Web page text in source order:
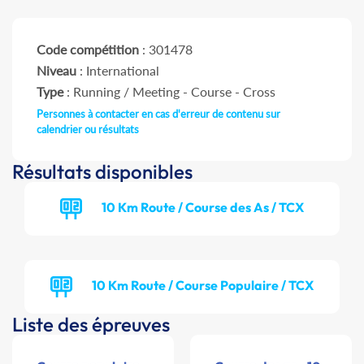
Code compétition : 301478
Niveau : International
Type: Running / Meeting - Course - Cross
Personnes à contacter en cas d'erreur de contenu sur
calendrier ou résultats
Résultats disponibles
10 Km Route / Course des As / TCX
10 Km Route / Course Populaire / TCX
Liste des épreuves